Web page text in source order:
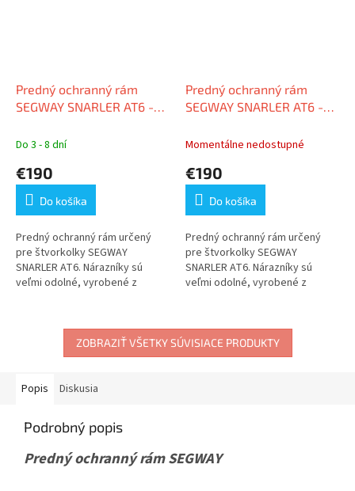
Predný ochranný rám
SEGWAY SNARLER AT6 -
Do 3 - 8 dní
€190
Do košíka
Predný ochranný rám určený
pre štvorkolky SEGWAY
SNARLER AT6. Nárazníky sú
veľmi odolné, vyrobené z
Predný ochranný rám
SEGWAY SNARLER AT6 -
Momentálne nedostupné
€190
Do košíka
Predný ochranný rám určený
pre štvorkolky SEGWAY
SNARLER AT6. Nárazníky sú
veľmi odolné, vyrobené z
ZOBRAZIŤ VŠETKY SÚVISIACE PRODUKTY
Popis Diskusia
Podrobný popis
Predný ochranný rám SEGWAY